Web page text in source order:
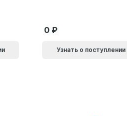
0
Узнать о поступлении